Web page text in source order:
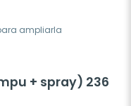
ampliarla
+ spray) 236